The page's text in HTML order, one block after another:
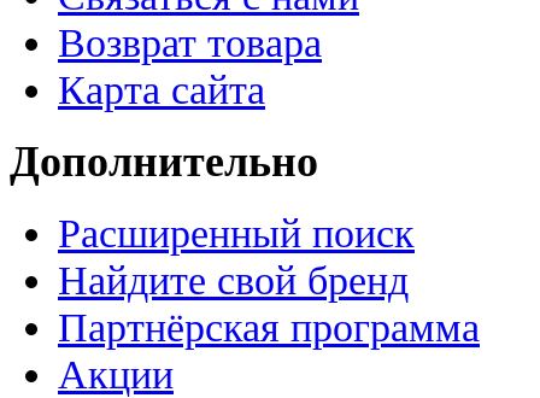
Возврат товара
Карта сайта
Дополнительно
Расширенный поиск
Найдите свой бренд
Партнёрская программа
Акции